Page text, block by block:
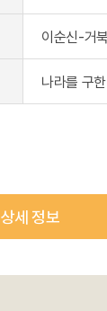
이순신-거
나라를 구
상세 정보